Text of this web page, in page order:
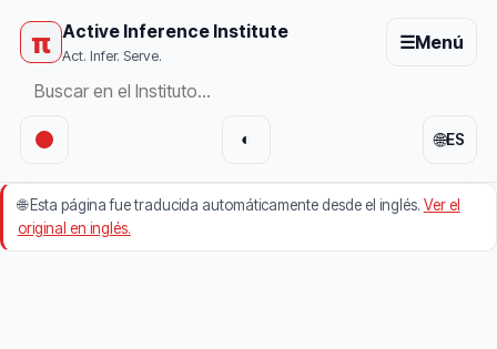
π Active Inference Institute
Act. Infer. Serve.
☰Menú
🌐ES
◐
🌐Esta página fue traducida automáticamente desde el inglés. Ver el
original en inglés.